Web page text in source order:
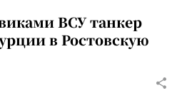
ВСУ танкер
в Ростовскую